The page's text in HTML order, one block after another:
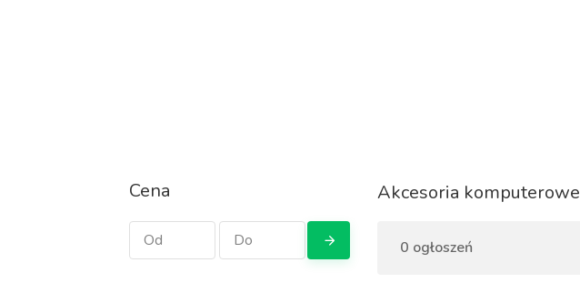
Cena Akcesoria komputerowe
0 ogłoszeń